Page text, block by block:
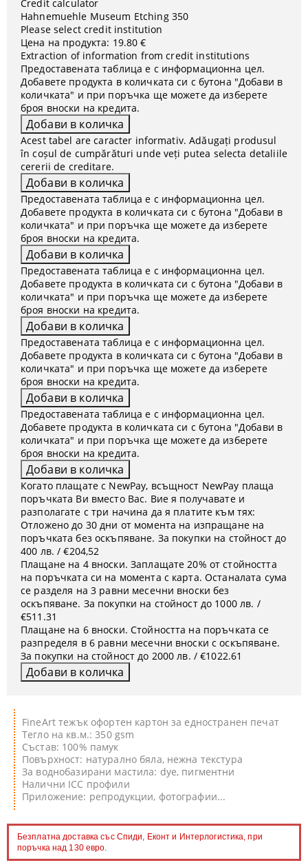
FineArt тежък офортен картон за едностранен печат
Тегло на кв.м.: 350 gsm
Състав: 100% памук
Повърхност: натурално бяла, нежна текстура
За воднобазирани мастила: dye, пигментни
Налични ICC профили
Приложение: репродукции, фотографии...
Безплатна доставка със Спиди, Еконт и Интерлогистика, при
поръчка над 130 евро.
Credit calculator
Hahnemuehle Museum Etching 350
Please select credit institution
Цена на продукта: 19.80 €
Extraction of information from credit institutions
Предоставената таблица е с информационна цел.
Добавете продукта в количката си с бутона "Добави в
количката" и при поръчка ще можете да изберете
броя вноски на кредита.
Acest tabel are caracter informativ. Adăugați produsul
în coșul de cumpărături unde veți putea selecta detaliile
cererii de creditare.
Предоставената таблица е с информационна цел.
Добавете продукта в количката си с бутона "Добави в
количката" и при поръчка ще можете да изберете
броя вноски на кредита.
Предоставената таблица е с информационна цел.
Добавете продукта в количката си с бутона "Добави в
количката" и при поръчка ще можете да изберете
броя вноски на кредита.
Предоставената таблица е с информационна цел.
Добавете продукта в количката си с бутона "Добави в
количката" и при поръчка ще можете да изберете
броя вноски на кредита.
Предоставената таблица е с информационна цел.
Добавете продукта в количката си с бутона "Добави в
количката" и при поръчка ще можете да изберете
броя вноски на кредита.
Когато плащате с NewPay, всъщност NewPay плаща
поръчката Ви вместо Вас. Вие я получавате и
разполагате с три начина да я платите към тях:
Отложено до 30 дни от момента на изпращане на
поръчката без оскъпяване. За покупки на стойност до
400 лв. / €204,52
Плащане на 4 вноски. Заплащате 20% от стойността
на поръчката си на момента с карта. Останалата сума
се разделя на 3 равни месечни вноски без
оскъпяване. За покупки на стойност до 1000 лв. /
€511.31
Плащане на 6 вноски. Стойността на поръчката се
разпределя в 6 равни месечни вноски с оскъпяване.
За покупки на стойност до 2000 лв. / €1022.61